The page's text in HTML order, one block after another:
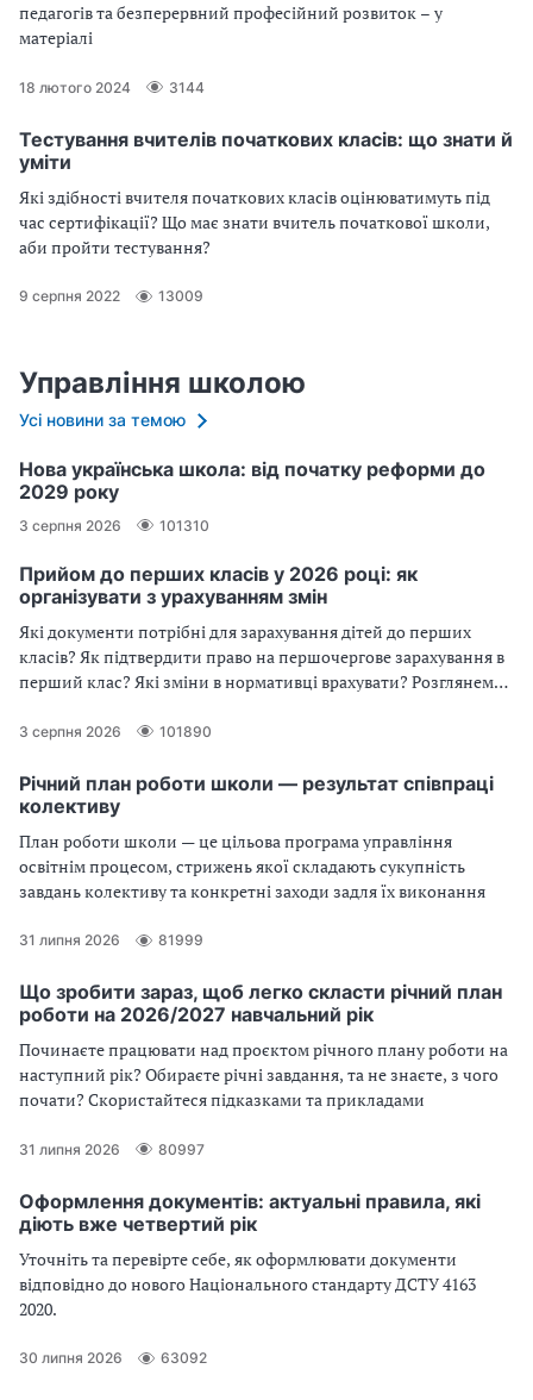
педагогів та безперервний професійний розвиток – у
матеріалі
18 лютого 2024 3144
Тестування вчителів початкових класів: що знати й
уміти
Які здібності вчителя початкових класів оцінюватимуть під
час сертифікації? Що має знати вчитель початкової школи,
аби пройти тестування?
9 серпня 2022 13009
Управління школою
Усі новини за темою
Нова українська школа: від початку реформи до
2029 року
3 серпня 2026 101310
Прийом до перших класів у 2026 році: як
організувати з урахуванням змін
Які документи потрібні для зарахування дітей до перших
класів? Як підтвердити право на першочергове зарахування в
перший клас? Які зміни в нормативці врахувати? Розглянемо
3 серпня 2026 101890
Річний план роботи школи — результат співпраці
колективу
План роботи школи — це цільова програма управління
освітнім процесом, стрижень якої складають сукупність
завдань колективу та конкретні заходи задля їх виконання
31 липня 2026 81999
Що зробити зараз, щоб легко скласти річний план
роботи на 2026/2027 навчальний рік
Починаєте працювати над проєктом річного плану роботи на
наступний рік? Обираєте річні завдання, та не знаєте, з чого
почати? Скористайтеся підказками та прикладами
31 липня 2026 80997
Оформлення документів: актуальні правила, які
діють вже четвертий рік
Уточніть та перевірте себе, як оформлювати документи
відповідно до нового Націо­нального стандарту ДСТУ 4163
2020.
30 липня 2026 63092